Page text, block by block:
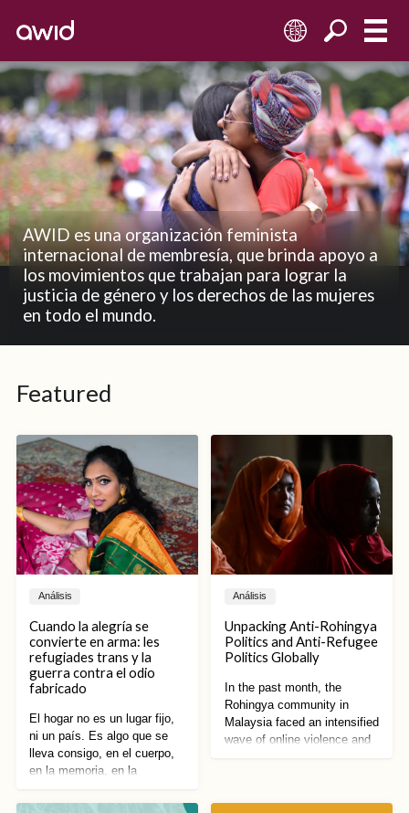
ES
AWID es una organización feminista
internacional de membresía, que brinda apoyo a
los movimientos que trabajan para lograr la
justicia de género y los derechos de las mujeres
en todo el mundo.
Featured
Análisis
Cuando la alegría se
convierte en arma: les
refugiades trans y la
guerra contra el odio
fabricado
El hogar no es un lugar fijo,
ni un país. Es algo que se
lleva consigo, en el cuerpo,
en la memoria, en la
desaparecer. El hogar es una
Análisis
Unpacking Anti-Rohingya
Politics and Anti-Refugee
Politics Globally
In the past month, the
Rohingya community in
Malaysia faced an intensified
wave of online violence and